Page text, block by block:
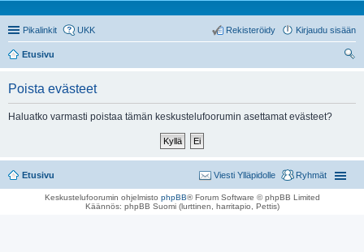
Pikalinkit UKK Kirjaudu sisään
Rekisteröidy
Etusivu
Poista evästeet
Haluatko varmasti poistaa tämän keskustelufoorumin asettamat evästeet?
Etusivu Ryhmät
Viesti Ylläpidolle
Keskustelufoorumin ohjelmisto phpBB® Forum Software © phpBB Limited
Käännös: phpBB Suomi (lurttinen, harritapio, Pettis)